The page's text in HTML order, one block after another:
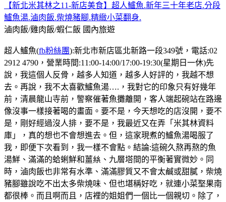
【新北米其林之11-新店美食】超人鱸魚.新年三十年老店.分段
鱸魚湯.滷肉飯.柴燒豬腳.精緻小菜翻身.
滷肉飯/雞肉飯/蝦仁飯 國內旅遊
超人鱸魚(fb粉絲團):新北市新店區北新路一段349號，電話:02
2912 4790，營業時間:11:00-14:00/17:00-19:30(星期日一休)先
說，我這個人反骨，越多人知道，越多人好評的，我越不想
去。再說，我不太喜歡鱸魚湯….，我對它的印象只有好幾年
前，清晨龍山寺前，警察催著魚攤離開，客人端起碗站在路邊
像沒事一樣接著喝的畫面。要不是，今天想吃的店沒開，要不
是，剛好經過沒人排，要不是，我最近又在弄「米其林資料
庫」，真的想也不會想進去。但，這家現煮的鱸魚湯喝服了
我，即便下次看到，我一樣不會點。結論:這碗久熬再熬的魚
湯鮮、滿滿的蛤蜊鮮和薑𢇃、九層塔間的平衡著實微妙。同
時，滷肉飯也非常有水準、滿滿膠質又不會太鹹或甜膩，柴燒
豬腳雖說吃不出太多柴燒味、但也堪稱好吃，就連小菜埾果南
都很棒。而且啊而且，店裡的姐姐們一個比一個親切。除了，